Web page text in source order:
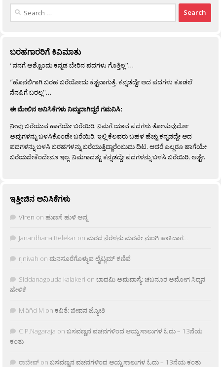
Search
ಬರಹಗಾರರಿಗೆ ಕಿವಿಮಾತು
“ನನಗೆ ಅಶ್ಟೊಂದು ಕನ್ನಡ ಬೇರಿನ ಪದಗಳು ಗೊತ್ತಿಲ್ಲ”…
“ಹೊನಲಿಗಾಗಿ ಬರಹ ಬರೆಯೋದು ಕಶ್ಟವಾಗುತ್ತೆ. ಕನ್ನಡದ್ದೇ ಆದ ಪದಗಳು ಕೂಡಲೆ
ನೆನಪಿಗೆ ಬರಲ್ಲ”…
ಈ ಮೇಲಿನ ಅನಿಸಿಕೆಗಳು ನಿಮ್ಮದಾಗಿದ್ದರೆ ಗಮನಿಸಿ:
ನೀವು ಬರೆಯುವ ಹಾಗೆಯೇ ಬರೆಯಿರಿ. ನಿಮಗೆ ಯಾವ ಪದಗಳು ತೋಚುವುದೋ
ಅವುಗಳನ್ನು ಬಳಸಿಕೊಂಡೇ ಬರೆಯಿರಿ. ಇಲ್ಲಿ ಕೆಲವರು ಬಹಳ ಹೆಚ್ಚು ಕನ್ನಡದ್ದೇ ಆದ
ಪದಗಳನ್ನು ಬಳಸಿ ಬರಹಗಳನ್ನು ಬರೆಯುತ್ತಿದ್ದಾರೆಂಬುದು ದಿಟ. ಆದರೆ ಎಲ್ಲರೂ ಹಾಗೆಯೇ
ಬರೆಯಬೇಕೆಂದೇನೂ ಇಲ್ಲ. ನಿಮಗಾದಶ್ಟು ಕನ್ನಡದ್ದೇ ಪದಗಳನ್ನು ಬಳಸಿ ಬರೆಯಿರಿ, ಅಶ್ಟೇ.
ಇತ್ತೀಚಿನ ಅನಿಸಿಕೆಗಳು
Viren on ಹುಣಸೆ ಹುಳಿ ಅನ್ನ
Janardhana Relekar on ಮರದ ನೆರಳನು ಮರವೇ ನುಂಗಿ ಹಾಕಿದಾಗ…
rjnivah on ಮನಸೂರೆಗೊಳ್ಳುವ ಲೈಟ್ಲಮ್ ಕಣಿವೆ
Siddanagouda kalakeri on ಬಾದಮಿ ಅಮವಾಸ್ಯೆ: ಚಬನೂರ ಅಮೋಗ ಸಿದ್ದನ
ಹೇಳಿಕೆ
M âñd M on ಕವಿತೆ: ಜೀವನ ಜ್ಯೋತಿ
C.P.Nagaraja on ಬಸವಣ್ಣನ ವಚನಗಳಿಂದ ಆಯ್ದ ಸಾಲುಗಳ ಓದು – 13ನೆಯ
ಕಂತು
ರಾಜೀವ್ on ಬಸವಣ್ಣನ ವಚನಗಳಿಂದ ಆಯ್ದ ಸಾಲುಗಳ ಓದು – 13ನೆಯ ಕಂತು